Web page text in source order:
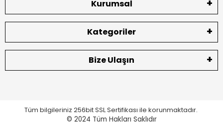
Kurumsal
Kategoriler
Bize Ulaşın
Tüm bilgileriniz 256bit SSL Sertifikası ile korunmaktadır.
© 2024 Tüm Hakları Saklıdır